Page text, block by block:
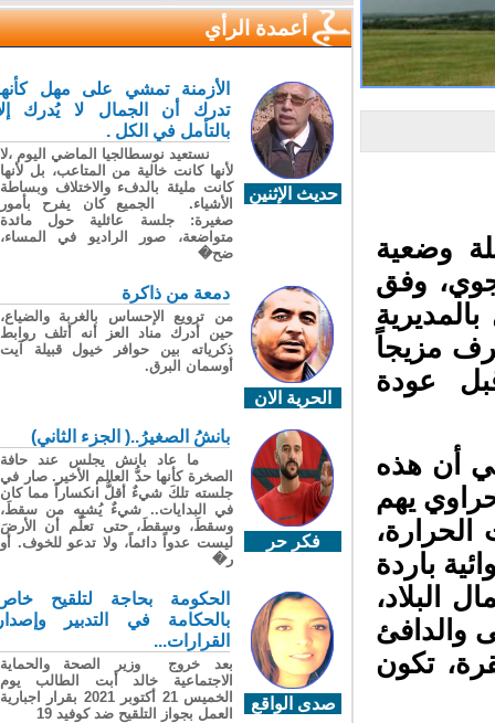
وضعية
وفق
مزيجاً
عودة
أن هذه
يهم
باردة
البلاد،
والدافئ
تكون
مهرجان افران
أعمدة الرأي
حديث الإثنين
الأزمنة تمشي على مهل كأنها
تدرك أن الجمال لا يُدرك إلا
بالتأمل في الكل .
نستعيد نوسطالجيا الماضي اليوم ،لا
لأنها كانت خالية من المتاعب، بل لأنها
كانت مليئة بالدفء والاختلاف وبساطة
الأشياء. الجميع كان يفرح بأمور
صغيرة: جلسة عائلية حول مائدة
متواضعة، صور الراديو في المساء،
ضح�
الحرية الان
دمعة من ذاكرة
من ترويع الإحساس بالغربة والضياع،
حين أدرك مناد العز أنه أتلف روابط
ذكرياته بين حوافر خيول قبيلة آيت
أوسمان البرق.
فكر حر
بانشُ الصغيرُ..( الجزء الثاني)
ما عاد بانش يجلس عند حافة
الصخرة كأنها حدُّ العالم الأخير. صار في
جلسته تلكَ شيءٌ أقلُّ انكساراً مما كان
في البدايات.. شيءٌ يُشبِه من سقطَ،
وسقطَ، وسقطَ، حتى تعلّم أن الأرضَ
ليست عدواً دائماً، ولا تدعو للخوف. أو
ر�
صدى الواقع
الحكومة بحاجة لتلقيح خاص
بالحكامة في التدبير وإصدار
القرارات...
بعد خروج وزير الصحة والحماية
الاجتماعية خالد أبت الطالب يوم
الخميس 21 أكتوبر 2021 بقرار اجبارية
العمل بجواز التلقيح ضد كوفيد 19